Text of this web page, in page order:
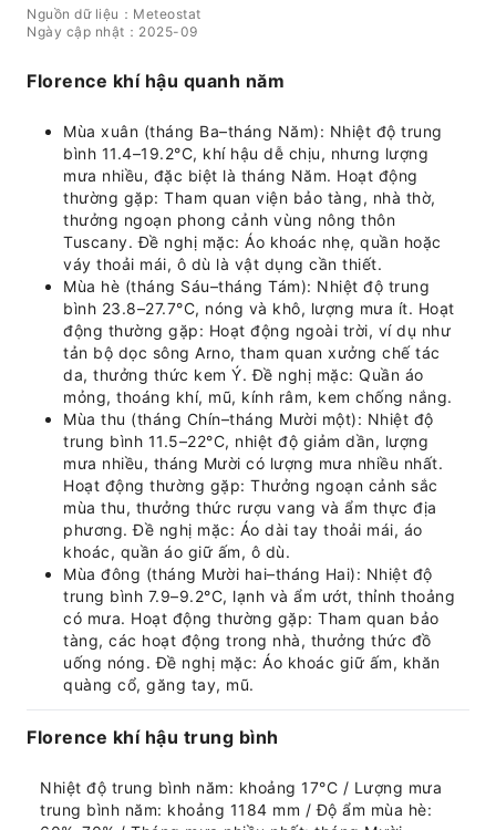
Nguồn dữ liệu：Meteostat
Ngày cập nhật：2025-09
Florence khí hậu quanh năm
Mùa xuân (tháng Ba–tháng Năm): Nhiệt độ trung
bình 11.4–19.2°C, khí hậu dễ chịu, nhưng lượng
mưa nhiều, đặc biệt là tháng Năm. Hoạt động
thường gặp: Tham quan viện bảo tàng, nhà thờ,
thưởng ngoạn phong cảnh vùng nông thôn
Tuscany. Đề nghị mặc: Áo khoác nhẹ, quần hoặc
váy thoải mái, ô dù là vật dụng cần thiết.
Mùa hè (tháng Sáu–tháng Tám): Nhiệt độ trung
bình 23.8–27.7°C, nóng và khô, lượng mưa ít. Hoạt
động thường gặp: Hoạt động ngoài trời, ví dụ như
tản bộ dọc sông Arno, tham quan xưởng chế tác
da, thưởng thức kem Ý. Đề nghị mặc: Quần áo
mỏng, thoáng khí, mũ, kính râm, kem chống nắng.
Mùa thu (tháng Chín–tháng Mười một): Nhiệt độ
trung bình 11.5–22°C, nhiệt độ giảm dần, lượng
mưa nhiều, tháng Mười có lượng mưa nhiều nhất.
Hoạt động thường gặp: Thưởng ngoạn cảnh sắc
mùa thu, thưởng thức rượu vang và ẩm thực địa
phương. Đề nghị mặc: Áo dài tay thoải mái, áo
khoác, quần áo giữ ấm, ô dù.
Mùa đông (tháng Mười hai–tháng Hai): Nhiệt độ
trung bình 7.9–9.2°C, lạnh và ẩm ướt, thỉnh thoảng
có mưa. Hoạt động thường gặp: Tham quan bảo
tàng, các hoạt động trong nhà, thưởng thức đồ
uống nóng. Đề nghị mặc: Áo khoác giữ ấm, khăn
quàng cổ, găng tay, mũ.
Florence khí hậu trung bình
Nhiệt độ trung bình năm: khoảng 17°C / Lượng mưa
trung bình năm: khoảng 1184 mm / Độ ẩm mùa hè: